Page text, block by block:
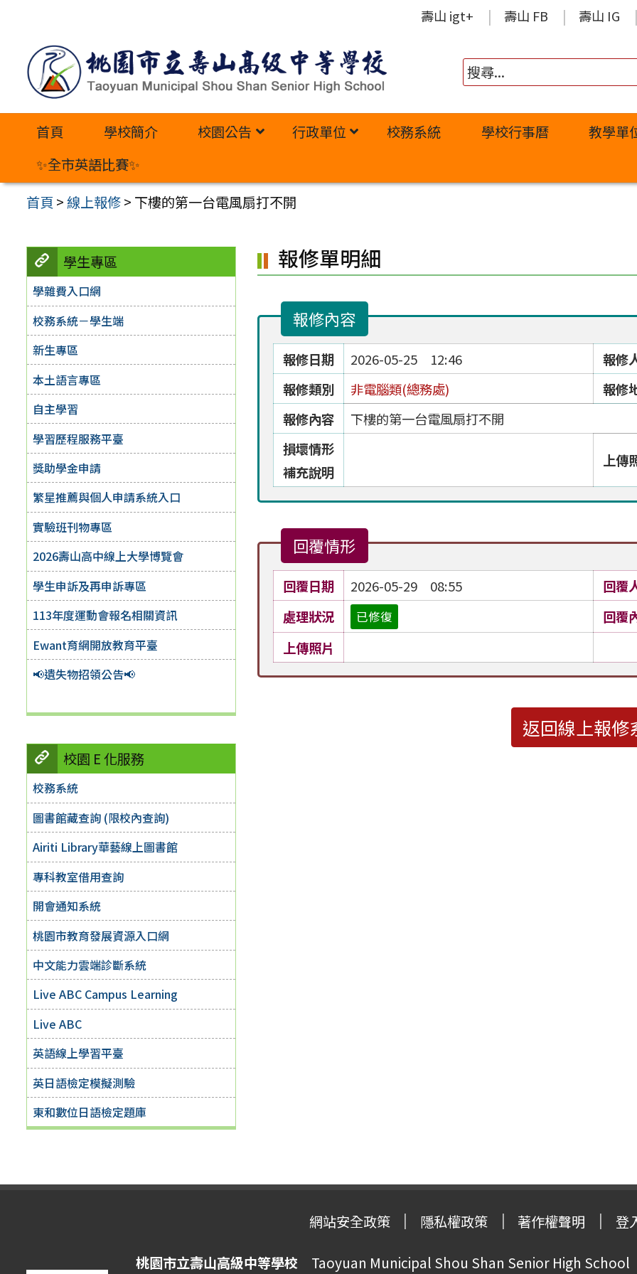
內
壽山 igt+ 壽山 FB 壽山 IG
首頁 學校簡介 校園公告 行政單位 校務系統 學校行事曆
教學單
✨全市英語比賽✨
首頁 >線上報修> 下樓的第一台電風扇打不開
學生專區
學雜費入口網
校務系統－學生端
新生專區
本土語言專區
自主學習
學習歷程服務平臺
獎助學金申請
繁星推薦與個人申請系統入口
實驗班刊物專區
2026壽山高中線上大學博覽會
學生申訴及再申訴專區
113年度運動會報名相關資訊
Ewant育網開放教育平臺
📢遺失物招領公告📢
校園 E 化服務
校務系統
圖書館藏查詢 (限校內查詢)
Airiti Library華藝線上圖書館
專科教室借用查詢
開會通知系統
桃園市教育發展資源入口網
中文能力雲端診斷系統
Live ABC Campus Learning
Live ABC
英語線上學習平臺
英日語檢定模擬測驗
東和數位日語檢定題庫
報修單明細
報修內容
報修日期 2026-05-25 12:46
報修
報修類別
非電腦類(總務處)
報修
報修內容
下樓的第一台電風扇打不開
損壞情形
補充說明
上傳
回覆情形
回覆日期 2026-05-29 08:55
回覆
處理狀況
已修復
回覆
上傳照片
返回線上報修
網站安全政策 隱私權政策 著作權聲明 登
桃園市立壽山高級中等學校 Taoyuan Municipal Shou Shan Senior High School